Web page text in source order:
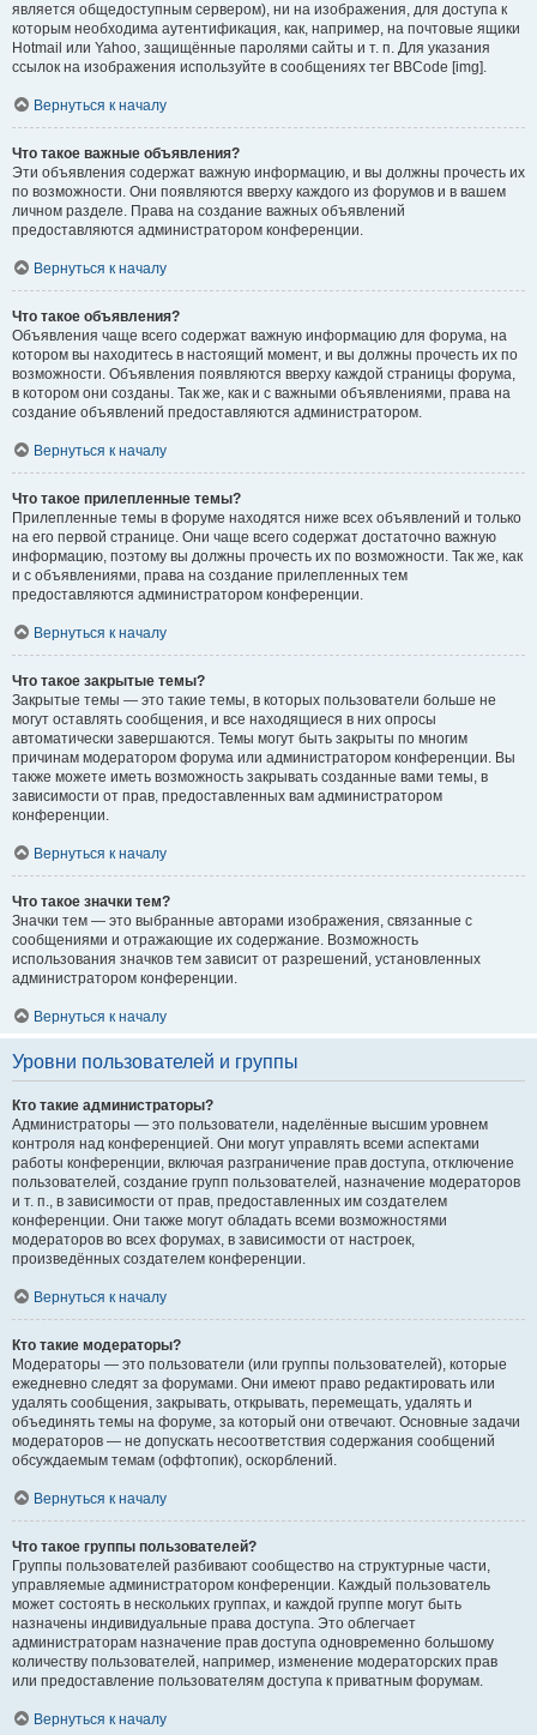
является общедоступным сервером), ни на изображения, для доступа к
которым необходима аутентификация, как, например, на почтовые ящики
Hotmail или Yahoo, защищённые паролями сайты и т. п. Для указания
ссылок на изображения используйте в сообщениях тег BBCode [img].
Вернуться к началу
Что такое важные объявления?
Эти объявления содержат важную информацию, и вы должны прочесть их
по возможности. Они появляются вверху каждого из форумов и в вашем
личном разделе. Права на создание важных объявлений
предоставляются администратором конференции.
Вернуться к началу
Что такое объявления?
Объявления чаще всего содержат важную информацию для форума, на
котором вы находитесь в настоящий момент, и вы должны прочесть их по
возможности. Объявления появляются вверху каждой страницы форума,
в котором они созданы. Так же, как и с важными объявлениями, права на
создание объявлений предоставляются администратором.
Вернуться к началу
Что такое прилепленные темы?
Прилепленные темы в форуме находятся ниже всех объявлений и только
на его первой странице. Они чаще всего содержат достаточно важную
информацию, поэтому вы должны прочесть их по возможности. Так же, как
и с объявлениями, права на создание прилепленных тем
предоставляются администратором конференции.
Вернуться к началу
Что такое закрытые темы?
Закрытые темы — это такие темы, в которых пользователи больше не
могут оставлять сообщения, и все находящиеся в них опросы
автоматически завершаются. Темы могут быть закрыты по многим
причинам модератором форума или администратором конференции. Вы
также можете иметь возможность закрывать созданные вами темы, в
зависимости от прав, предоставленных вам администратором
конференции.
Вернуться к началу
Что такое значки тем?
Значки тем — это выбранные авторами изображения, связанные с
сообщениями и отражающие их содержание. Возможность
использования значков тем зависит от разрешений, установленных
администратором конференции.
Вернуться к началу
Уровни пользователей и группы
Кто такие администраторы?
Администраторы — это пользователи, наделённые высшим уровнем
контроля над конференцией. Они могут управлять всеми аспектами
работы конференции, включая разграничение прав доступа, отключение
пользователей, создание групп пользователей, назначение модераторов
и т. п., в зависимости от прав, предоставленных им создателем
конференции. Они также могут обладать всеми возможностями
модераторов во всех форумах, в зависимости от настроек,
произведённых создателем конференции.
Вернуться к началу
Кто такие модераторы?
Модераторы — это пользователи (или группы пользователей), которые
ежедневно следят за форумами. Они имеют право редактировать или
удалять сообщения, закрывать, открывать, перемещать, удалять и
объединять темы на форуме, за который они отвечают. Основные задачи
модераторов — не допускать несоответствия содержания сообщений
обсуждаемым темам (оффтопик), оскорблений.
Вернуться к началу
Что такое группы пользователей?
Группы пользователей разбивают сообщество на структурные части,
управляемые администратором конференции. Каждый пользователь
может состоять в нескольких группах, и каждой группе могут быть
назначены индивидуальные права доступа. Это облегчает
администраторам назначение прав доступа одновременно большому
количеству пользователей, например, изменение модераторских прав
или предоставление пользователям доступа к приватным форумам.
Вернуться к началу